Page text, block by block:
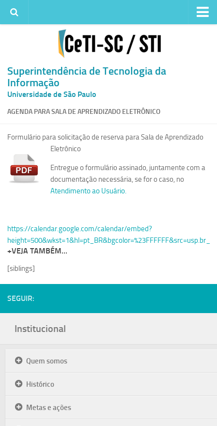
Quem somos
Histórico
Metas e ações
Superintendência de TI
Atendimento
Atendimento ao Usuário
Serviços
Reserva de espaços físicos
Serviços
Sistemas
Superintendência de Tecnologia da
Informação
Universidade de São Paulo
AGENDA PARA SALA DE APRENDIZADO ELETRÔNICO
Formulário para solicitação de reserva para Sala de Aprendizado
Eletrônico
Entregue o formulário assinado, juntamente com a
documentação necessária, se for o caso, no
Atendimento ao Usuário.
https://calendar.google.com/calendar/embed?
+VEJA TAMBÉM…
[siblings]
SEGUIR:
Institucional
Quem somos
Histórico
Metas e ações